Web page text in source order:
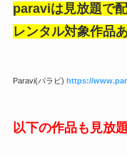
paraviは見放題で
レンタル対象作品あ
Paravi(パラビ) https://
以下の作品も見放